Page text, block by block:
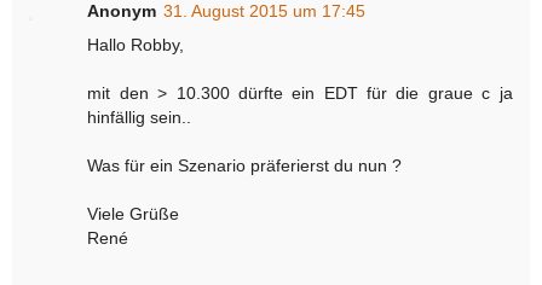
Anonym 31. August 2015 um 17:45
Hallo Robby,
mit den > 10.300 dürfte ein EDT für die graue c ja
hinfällig sein..
Was für ein Szenario präferierst du nun ?
Viele Grüße
René